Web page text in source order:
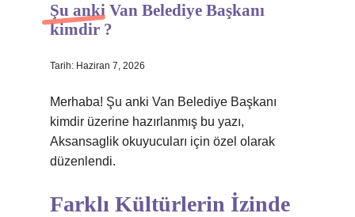
Hakkımızda
Şu anki Van Belediye Başkanı
kimdir ?
Tarih: Haziran 7, 2026
Merhaba! Şu anki Van Belediye Başkanı
kimdir üzerine hazırlanmış bu yazı,
Aksansaglik okuyucuları için özel olarak
düzenlendi.
Farklı Kültürlerin İzinde